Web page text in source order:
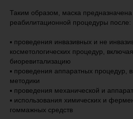
Таким образом, маска
реабилитационной процедуры после:
▪️ проведения инвазивных и не
косметологических процедур,
биоревитализацию
▪️ проведения аппаратных процедур,
методики
▪️ проведения механической и
▪️ использования химических и
гоммажных средств